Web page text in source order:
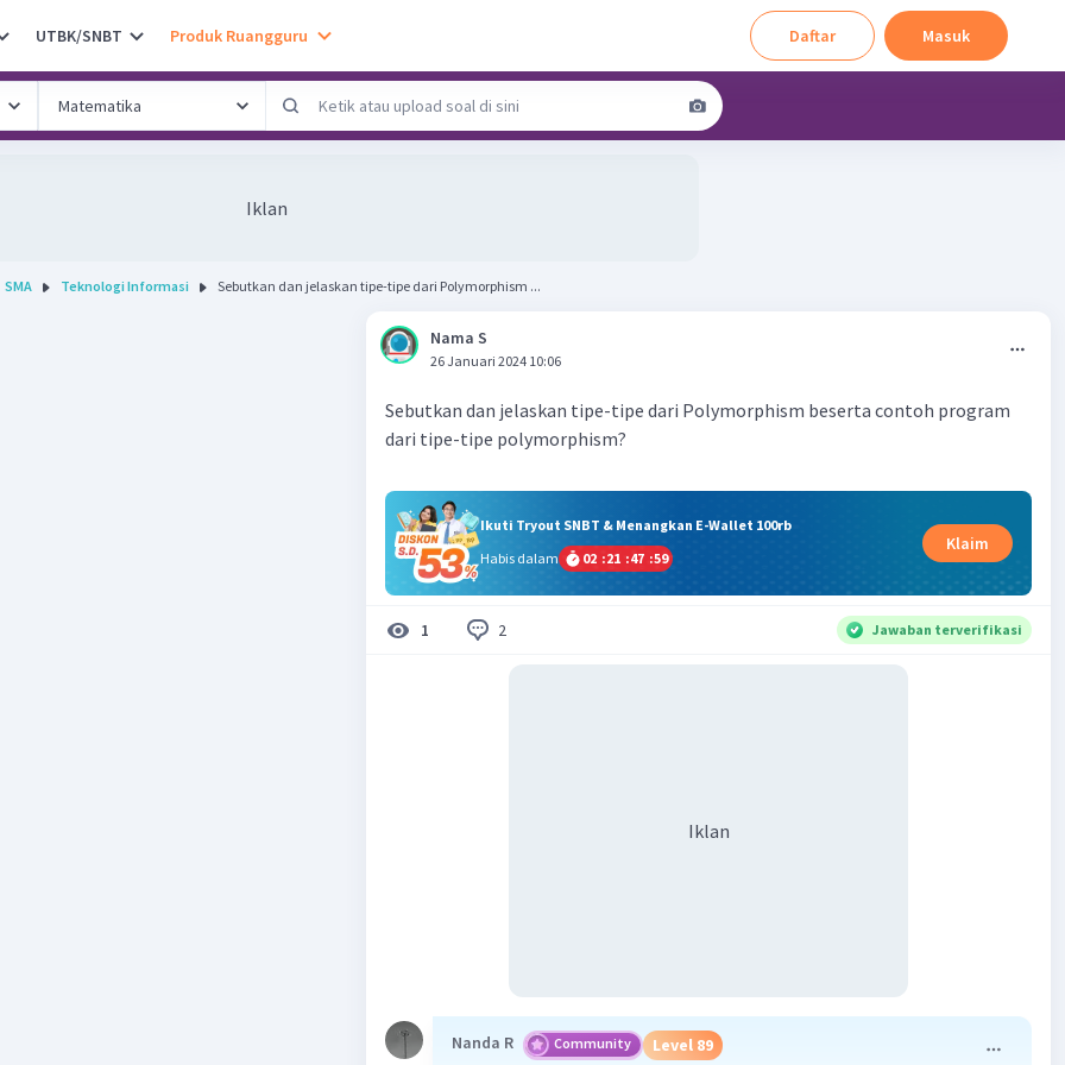
UTBK/SNBT Produk Ruangguru Daftar Masuk
Iklan
SMA Teknologi Informasi Sebutkan dan jelaskan tipe-tipe dari Polymorphism ...
Nama S
26 Januari 2024 10:06
Sebutkan dan jelaskan tipe-tipe dari Polymorphism beserta contoh program
dari tipe-tipe polymorphism?
Ikuti Tryout SNBT & Menangkan E-Wallet 100rb
Habis dalam
02 :21 :47 :58
Klaim
1 2 Jawaban terverifikasi
Iklan
Nanda R Community Level 89